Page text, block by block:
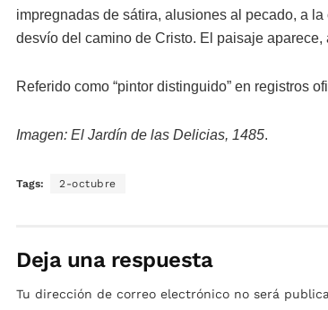
impregnadas de sátira, alusiones al pecado, a
desvío del camino de Cristo. El paisaje
Referido como “pintor distinguido” en registros
Imagen: El Jardín de las Delicias, 1485.
Tags: 2-octubre
Deja una respuesta
Tu dirección de correo electrónico no será